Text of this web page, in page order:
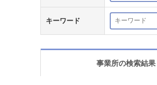
キーワード
事業所の検索結果